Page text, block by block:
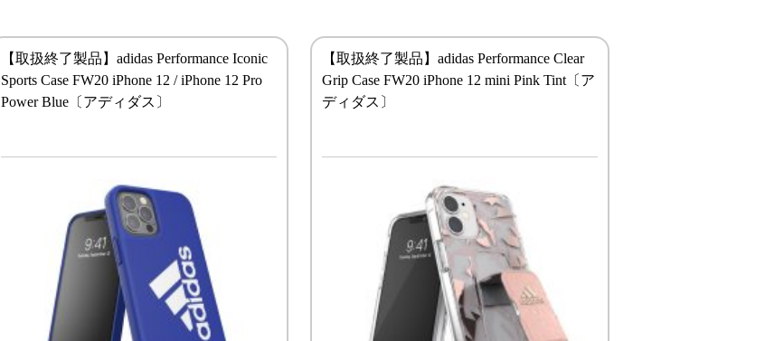
【取扱終了製品】adidas Performance Iconic
Sports Case FW20 iPhone 12 / iPhone 12 Pro
Power Blue〔アディダス〕
【取扱終了製品】adidas Performance Clear
Grip Case FW20 iPhone 12 mini Pink Tint〔ア
ディダス〕